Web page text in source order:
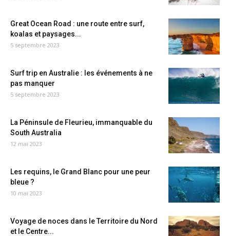
Great Ocean Road : une route entre surf,
koalas et paysages...
5 septembre 2023
Surf trip en Australie : les événements à ne
pas manquer
5 septembre 2023
La Péninsule de Fleurieu, immanquable du
South Australia
12 mai 2023
Les requins, le Grand Blanc pour une peur
bleue ?
10 mai 2023
Voyage de noces dans le Territoire du Nord
et le Centre...